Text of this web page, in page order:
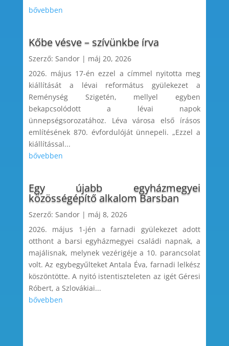
bővebben
Kőbe vésve – szívünkbe írva
Szerző: Sandor| máj 20, 2026
2026. május 17-én ezzel a címmel nyitotta meg
kiállítását a lévai református gyülekezet a
Reménység Szigetén, mellyel egyben
bekapcsolódott a lévai napok
ünnepségsorozatához. Léva városa első írásos
említésének 870. évfordulóját ünnepeli. „Ezzel a
kiállítással...
bővebben
Egy újabb egyházmegyei
közösségépítő alkalom Barsban
Szerző: Sandor| máj 8, 2026
2026. május 1-jén a farnadi gyülekezet adott
otthont a barsi egyházmegyei családi napnak, a
majálisnak, melynek vezérigéje a 10. parancsolat
volt. Az egybegyűlteket Antala Éva, farnadi lelkész
köszöntötte. A nyitó istentiszteleten az igét Géresi
Róbert, a Szlovákiai...
bővebben